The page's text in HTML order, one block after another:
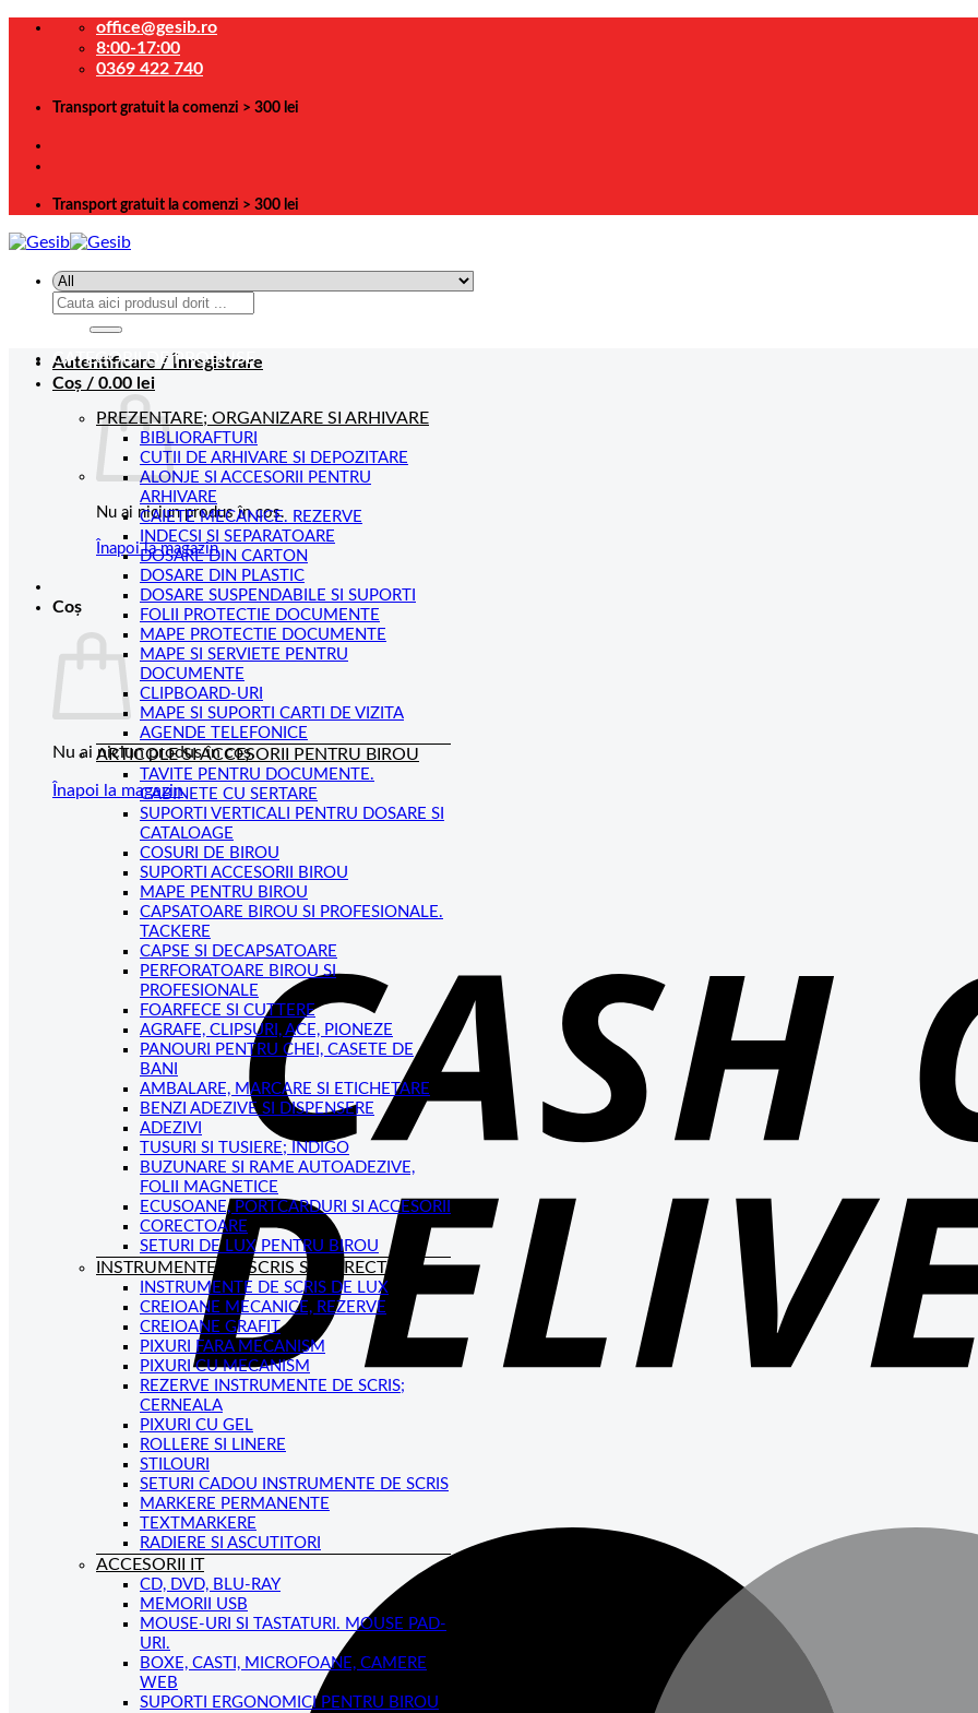
Skip
office@gesib.ro
8:00-17:00
0369 422 740
Transport gratuit la comenzi > 300 lei
Transport gratuit la comenzi > 300 lei
Caută
Autentificare / Înregistrare
Coș / 0.00 lei
Nu ai niciun produs în coș.
Înapoi la magazin
Coș
Nu ai niciun produs în coș.
Înapoi la magazin
CATEGORII DE PRODUSE
PREZENTARE; ORGANIZARE SI ARHIVARE
BIBLIORAFTURI
CUTII DE ARHIVARE SI DEPOZITARE
ALONJE SI ACCESORII PENTRU
ARHIVARE
CAIETE MECANICE. REZERVE
INDECSI SI SEPARATOARE
DOSARE DIN CARTON
DOSARE DIN PLASTIC
DOSARE SUSPENDABILE SI SUPORTI
FOLII PROTECTIE DOCUMENTE
MAPE PROTECTIE DOCUMENTE
MAPE SI SERVIETE PENTRU
DOCUMENTE
CLIPBOARD-URI
MAPE SI SUPORTI CARTI DE VIZITA
AGENDE TELEFONICE
ARTICOLE SI ACCESORII PENTRU BIROU
TAVITE PENTRU DOCUMENTE.
CABINETE CU SERTARE
SUPORTI VERTICALI PENTRU DOSARE SI
CATALOAGE
COSURI DE BIROU
SUPORTI ACCESORII BIROU
MAPE PENTRU BIROU
CAPSATOARE BIROU SI PROFESIONALE.
TACKERE
CAPSE SI DECAPSATOARE
PERFORATOARE BIROU SI
PROFESIONALE
FOARFECE SI CUTTERE
AGRAFE, CLIPSURI, ACE, PIONEZE
PANOURI PENTRU CHEI, CASETE DE
BANI
AMBALARE, MARCARE SI ETICHETARE
BENZI ADEZIVE SI DISPENSERE
ADEZIVI
TUSURI SI TUSIERE; INDIGO
BUZUNARE SI RAME AUTOADEZIVE,
FOLII MAGNETICE
ECUSOANE, PORTCARDURI SI ACCESORII
CORECTOARE
SETURI DE LUX PENTRU BIROU
INSTRUMENTE DE SCRIS SI CORECTAT
INSTRUMENTE DE SCRIS DE LUX
CREIOANE MECANICE, REZERVE
CREIOANE GRAFIT
PIXURI FARA MECANISM
PIXURI CU MECANISM
REZERVE INSTRUMENTE DE SCRIS;
CERNEALA
PIXURI CU GEL
ROLLERE SI LINERE
STILOURI
SETURI CADOU INSTRUMENTE DE SCRIS
MARKERE PERMANENTE
TEXTMARKERE
RADIERE SI ASCUTITORI
ACCESORII IT
CD, DVD, BLU-RAY
MEMORII USB
MOUSE-URI SI TASTATURI. MOUSE PAD-
URI.
BOXE, CASTI, MICROFOANE, CAMERE
WEB
SUPORTI ERGONOMICI PENTRU BIROU